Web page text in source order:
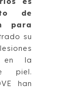
de
para
su
en la
piel.
han